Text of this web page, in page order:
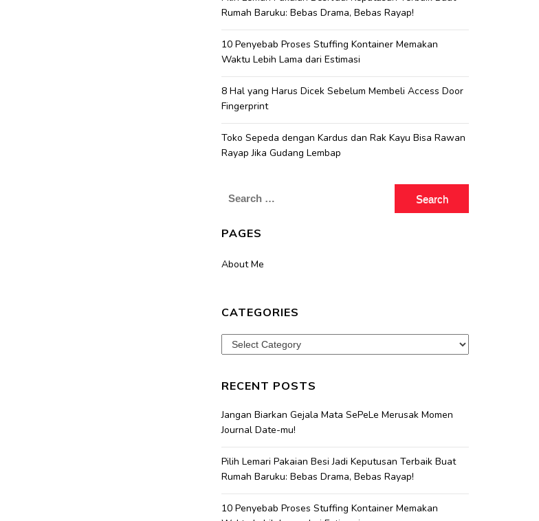
Rumah Baruku: Bebas Drama, Bebas Rayap!
10 Penyebab Proses Stuffing Kontainer Memakan
Waktu Lebih Lama dari Estimasi
8 Hal yang Harus Dicek Sebelum Membeli Access Door
Fingerprint
Toko Sepeda dengan Kardus dan Rak Kayu Bisa Rawan
Rayap Jika Gudang Lembap
Search
PAGES
About Me
CATEGORIES
Categories
RECENT POSTS
Jangan Biarkan Gejala Mata SePeLe Merusak Momen
Journal Date-mu!
Pilih Lemari Pakaian Besi Jadi Keputusan Terbaik Buat
Rumah Baruku: Bebas Drama, Bebas Rayap!
10 Penyebab Proses Stuffing Kontainer Memakan